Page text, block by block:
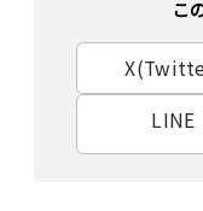
こ
LINE